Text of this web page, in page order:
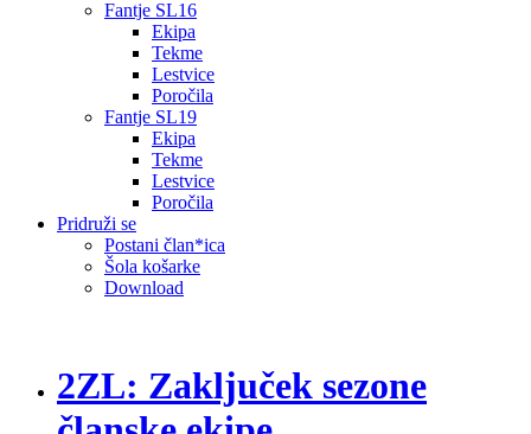
Fantje SL16
Ekipa
Tekme
Lestvice
Poročila
Fantje SL19
Ekipa
Tekme
Lestvice
Poročila
Pridruži se
Postani član*ica
Šola košarke
Download
2ZL: Zaključek sezone